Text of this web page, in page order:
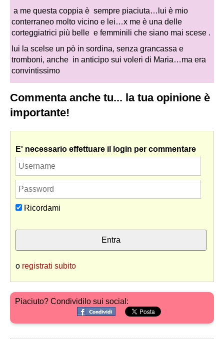
a me questa coppia è sempre piaciuta…lui è mio
conterraneo molto vicino e lei…x me è una delle
corteggiatrici più belle e femminili che siano mai scese .
lui la scelse un pò in sordina, senza grancassa e
tromboni, anche in anticipo sui voleri di Maria…ma era
convintissimo
Commenta anche tu... la tua opinione è
importante!
E' necessario effettuare il login per commentare
Ricordami
o registrati subito
Piaciuto? Condividilo sui social: